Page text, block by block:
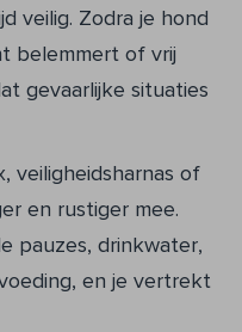
veilig. Zodra je hond
belemmert of vrij
gevaarlijke situaties
veiligheidsharnas of
en rustiger mee.
pauzes, drinkwater,
en je vertrekt